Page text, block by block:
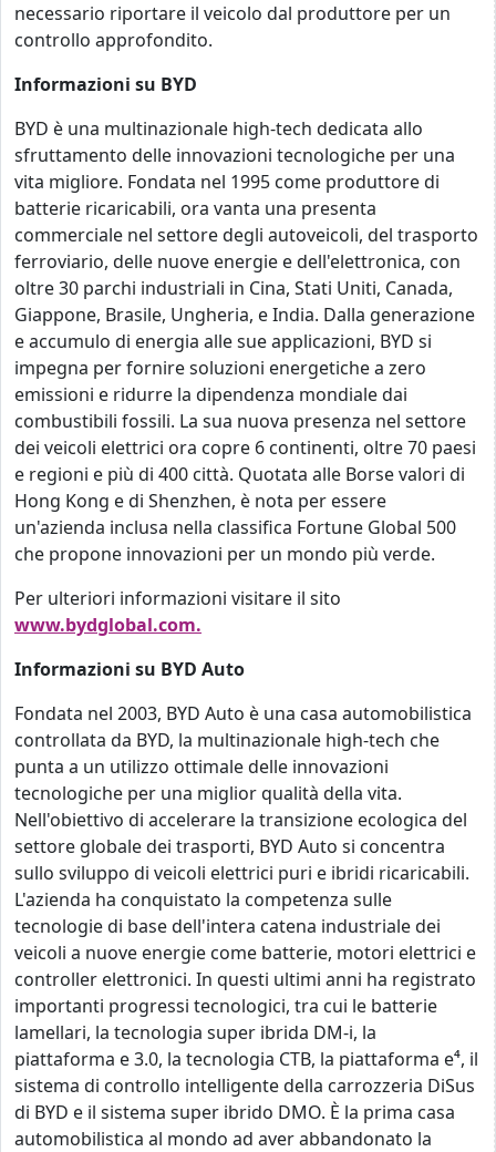
necessario riportare il veicolo dal produttore per un
controllo approfondito.
Informazioni su BYD
BYD è una multinazionale high-tech dedicata allo
sfruttamento delle innovazioni tecnologiche per una
vita migliore. Fondata nel 1995 come produttore di
batterie ricaricabili, ora vanta una presenta
commerciale nel settore degli autoveicoli, del trasporto
ferroviario, delle nuove energie e dell'elettronica, con
oltre 30 parchi industriali in Cina, Stati Uniti, Canada,
Giappone, Brasile, Ungheria, e India. Dalla generazione
e accumulo di energia alle sue applicazioni, BYD si
impegna per fornire soluzioni energetiche a zero
emissioni e ridurre la dipendenza mondiale dai
combustibili fossili. La sua nuova presenza nel settore
dei veicoli elettrici ora copre 6 continenti, oltre 70 paesi
e regioni e più di 400 città. Quotata alle Borse valori di
Hong Kong e di Shenzhen, è nota per essere
un'azienda inclusa nella classifica Fortune Global 500
che propone innovazioni per un mondo più verde.
Per ulteriori informazioni visitare il sito
www.bydglobal.com.
Informazioni su BYD Auto
Fondata nel 2003, BYD Auto è una casa automobilistica
controllata da BYD, la multinazionale high-tech che
punta a un utilizzo ottimale delle innovazioni
tecnologiche per una miglior qualità della vita.
Nell'obiettivo di accelerare la transizione ecologica del
settore globale dei trasporti, BYD Auto si concentra
sullo sviluppo di veicoli elettrici puri e ibridi ricaricabili.
L'azienda ha conquistato la competenza sulle
tecnologie di base dell'intera catena industriale dei
veicoli a nuove energie come batterie, motori elettrici e
controller elettronici. In questi ultimi anni ha registrato
importanti progressi tecnologici, tra cui le batterie
lamellari, la tecnologia super ibrida DM-i, la
piattaforma e 3.0, la tecnologia CTB, la piattaforma e⁴, il
sistema di controllo intelligente della carrozzeria DiSus
di BYD e il sistema super ibrido DMO. È la prima casa
automobilistica al mondo ad aver abbandonato la